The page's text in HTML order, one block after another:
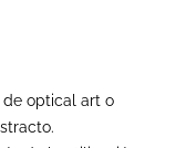
de optical art o